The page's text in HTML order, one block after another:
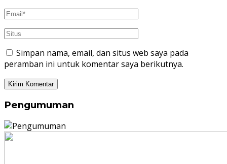
Simpan nama, email, dan situs web saya pada
peramban ini untuk komentar saya berikutnya.
Pengumuman